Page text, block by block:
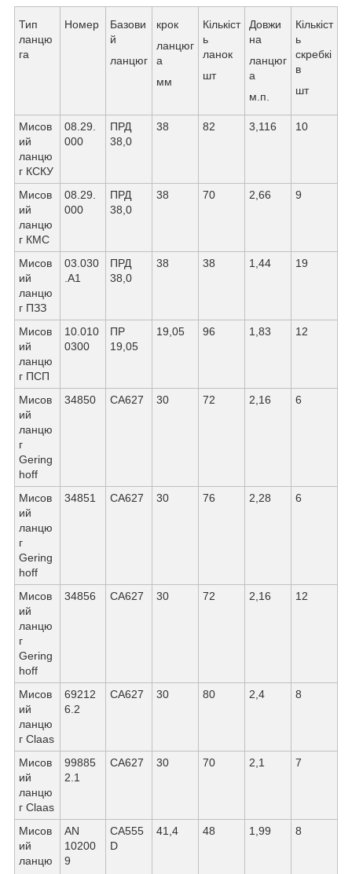
Тип
ланцю
га
Номер
Базови
й
ланцюг
крок
ланцюг
а
мм
Кількіст
ь
ланок
шт
Довжи
на
ланцюг
а
м.п.
Кількіст
ь
скребкі
в
шт
Мисов
ий
ланцю
г КСКУ
08.29.
000
ПРД
38,0
38 82 3,116 10
Мисов
ий
ланцю
г КМС
08.29.
000
ПРД
38,0
38 70 2,66 9
Мисов
ий
ланцю
г ПЗЗ
03.030
.А1
ПРД
38,0
38 38 1,44 19
Мисов
ий
ланцю
г ПСП
10.010
0300
ПР
19,05
19,05 96 1,83 12
Мисов
ий
ланцю
г
Gering
hoff
34850 СА627 30 72 2,16 6
Мисов
ий
ланцю
г
Gering
hoff
34851 СА627 30 76 2,28 6
Мисов
ий
ланцю
г
Gering
hoff
34856 СА627 30 72 2,16 12
Мисов
ий
ланцю
г Claas
69212
6.2
СА627 30 80 2,4 8
Мисов
ий
ланцю
г Claas
99885
2.1
СА627 30 70 2,1 7
Мисов
ий
ланцю
AN
10200
9
СА555
D
41,4 48 1,99 8